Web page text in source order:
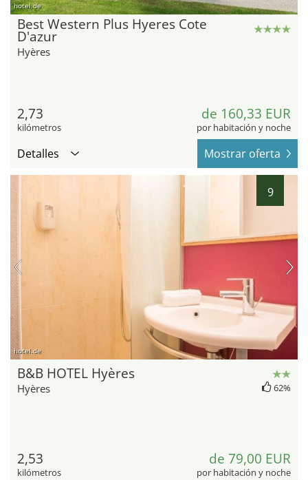
hotel.de
Best Western Plus Hyeres Cote
D'azur
Hyères
2,73
kilómetros
de 160,33 EUR
por habitación y noche
Detalles Mostrar oferta
9
hotel.de
B&B HOTEL Hyères
Hyères 62%
2,53
kilómetros
de 79,00 EUR
por habitación y noche